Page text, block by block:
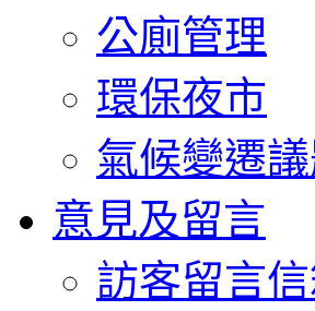
公廁管理
環保夜市
氣候變遷
意見及留言
訪客留言